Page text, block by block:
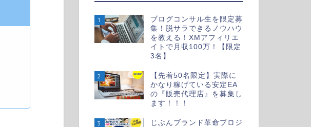
1
ブログコンサル生を限定募
集！脱サラできるノウハウ
を教える！XMアフィリエ
イトで月収100万！【限定
3名】
2
【先着50名限定】実際に
かなり稼げている安定EA
の『販売代理店』を募集し
ます！！！
3 じぶんブランド革命プロジ